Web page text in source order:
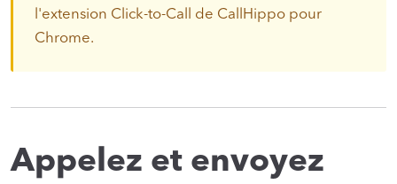
l'extension Click-to-Call de CallHippo pour
Chrome.
Appelez et envoyez